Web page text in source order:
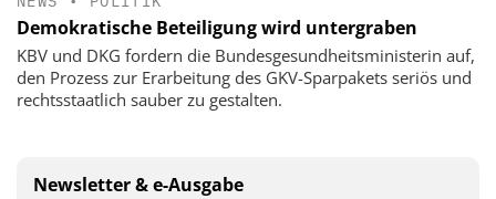
Demokratische Beteiligung wird untergraben
KBV und DKG fordern die Bundesgesundheitsministerin auf,
den Prozess zur Erarbeitung des GKV-Sparpakets seriös und
rechtsstaatlich sauber zu gestalten.
Newsletter & e-Ausgabe